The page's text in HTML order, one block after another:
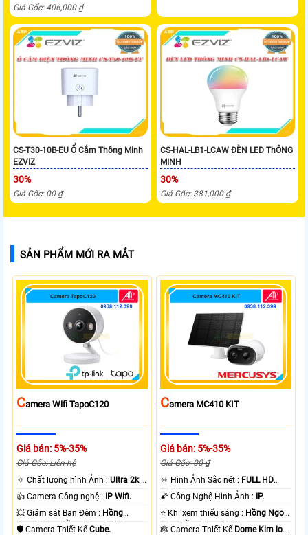
Giá Gốc: 406,000 ₫
CS-T30-10B-EU Ổ Cắm Thông Minh
EZVIZ
30%
Giá Gốc: 00 ₫
CS-HAL-LB1-LCAW ĐÈN LED ThÔNG
MINH
30%
Giá Gốc: 381,000 ₫
SẢN PHẨM MỚI RA MẮT
CAmera Wifi TapoC120
Giá bán: 5%-35%
Giá Gốc: Liên hệ
🔅 Chất lượng hình Ảnh :Ultra 2k +
.
👍 Camera Công nghệ :
IP Wifi.
💥 Giám sát Ban Đêm : Hồng
Ngoại 10m Hồng Ngoại SMD.
🛡 Camera Thiết KếCube.
CAmera MC410 KIT
Giá bán: 5%-35%
Giá Gốc: 00 ₫
🔆 Hình Ảnh Sắc nét : FULL HD
1080P .
🌠 Công Nghệ Hình Ảnh :
IP.
⭐ Khi xem thiếu sáng : Hồng Ngoại
10m Hồng Ngoại SMD.
🕸️ Camera Thiết Kế Dome Kim loại